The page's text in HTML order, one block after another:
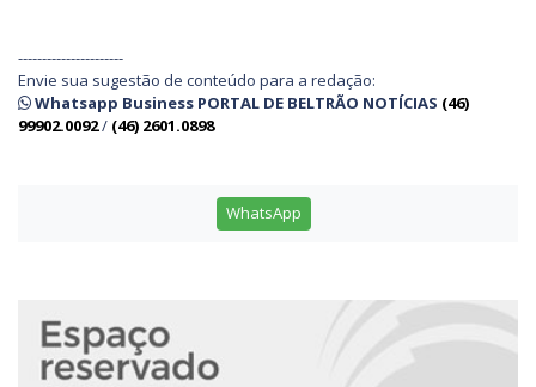
----------------------
Envie sua sugestão de conteúdo para a redação:
Whatsapp Business PORTAL DE BELTRÃO NOTÍCIAS (46)
99902.0092/ (46) 2601.0898
WhatsApp